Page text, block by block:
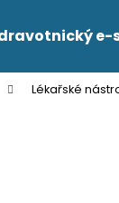
e-
Lékařské